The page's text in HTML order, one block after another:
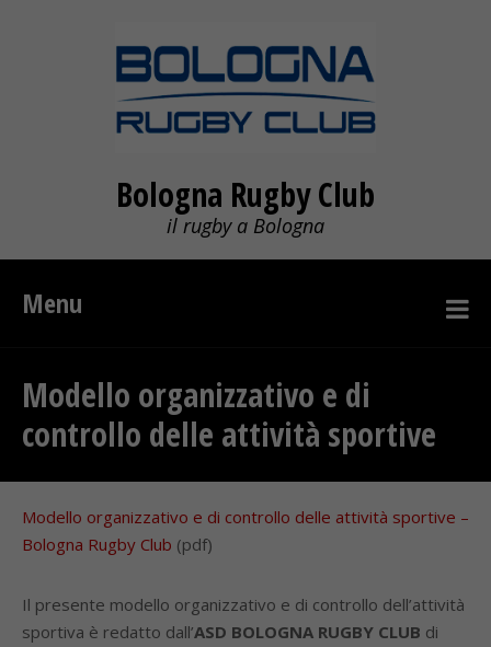
Bologna Rugby Club
il rugby a Bologna
Menu
Modello organizzativo e di
controllo delle attività sportive
Modello organizzativo e di controllo delle attività sportive –
Bologna Rugby Club (pdf)
Il presente modello organizzativo e di controllo dell’attività
sportiva è redatto dall’ASD BOLOGNA RUGBY CLUB di